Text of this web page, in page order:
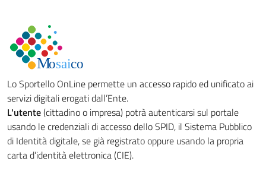
Lo Sportello OnLine permette un accesso rapido ed unificato ai
servizi digitali erogati dall’Ente.
L'utente(cittadino o impresa) potrà autenticarsi sul portale
usando le credenziali di accesso dello SPID, il Sistema Pubblico
di Identità digitale, se già registrato oppure usando la propria
carta d’identità elettronica (CIE).